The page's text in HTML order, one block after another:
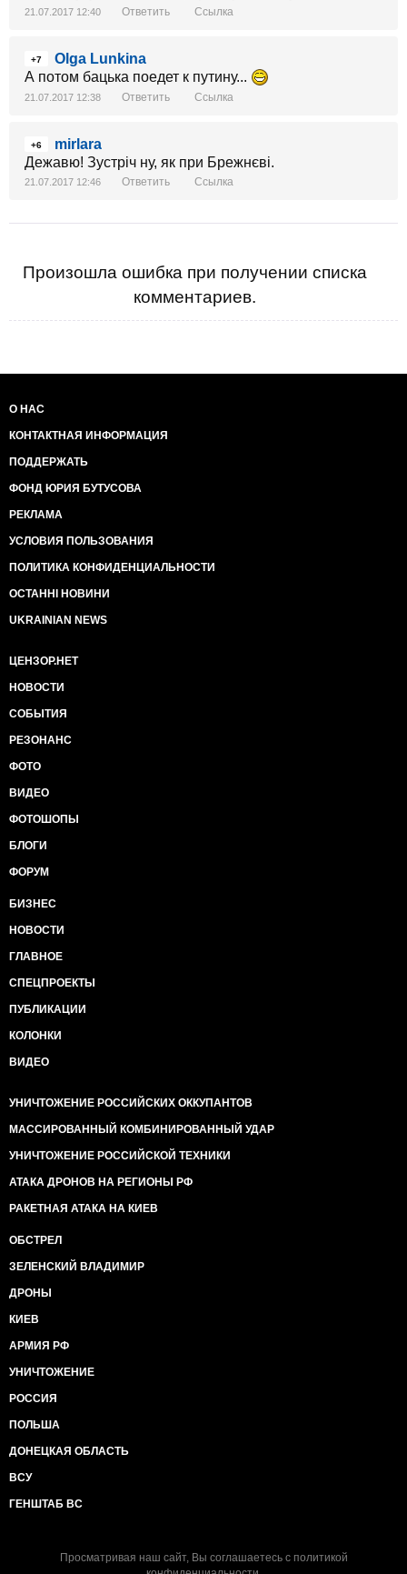
21.07.2017 12:40 Ответить Ссылка
+7
Olga Lunkina
А потом бацька поедет к путину...
21.07.2017 12:38 Ответить Ссылка
+6
mirlara
Дежавю! Зустріч ну, як при Брежнєві.
21.07.2017 12:46 Ответить Ссылка
Произошла ошибка при получении списка
комментариев.
О НАС
КОНТАКТНАЯ ИНФОРМАЦИЯ
ПОДДЕРЖАТЬ
ФОНД ЮРИЯ БУТУСОВА
РЕКЛАМА
УСЛОВИЯ ПОЛЬЗОВАНИЯ
ПОЛИТИКА КОНФИДЕНЦИАЛЬНОСТИ
ОСТАННІ НОВИНИ
UKRAINIAN NEWS
ЦЕНЗОР.НЕТ
НОВОСТИ
СОБЫТИЯ
РЕЗОНАНС
ФОТО
ВИДЕО
ФОТОШОПЫ
БЛОГИ
ФОРУМ
БИЗНЕС
НОВОСТИ
ГЛАВНОЕ
СПЕЦПРОЕКТЫ
ПУБЛИКАЦИИ
КОЛОНКИ
ВИДЕО
УНИЧТОЖЕНИЕ РОССИЙСКИХ ОККУПАНТОВ
МАССИРОВАННЫЙ КОМБИНИРОВАННЫЙ УДАР
УНИЧТОЖЕНИЕ РОССИЙСКОЙ ТЕХНИКИ
АТАКА ДРОНОВ НА РЕГИОНЫ РФ
РАКЕТНАЯ АТАКА НА КИЕВ
ОБСТРЕЛ
ЗЕЛЕНСКИЙ ВЛАДИМИР
ДРОНЫ
КИЕВ
АРМИЯ РФ
УНИЧТОЖЕНИЕ
РОССИЯ
ПОЛЬША
ДОНЕЦКАЯ ОБЛАСТЬ
ВСУ
ГЕНШТАБ ВС
Просматривая наш сайт, Вы соглашаетесь с политикой